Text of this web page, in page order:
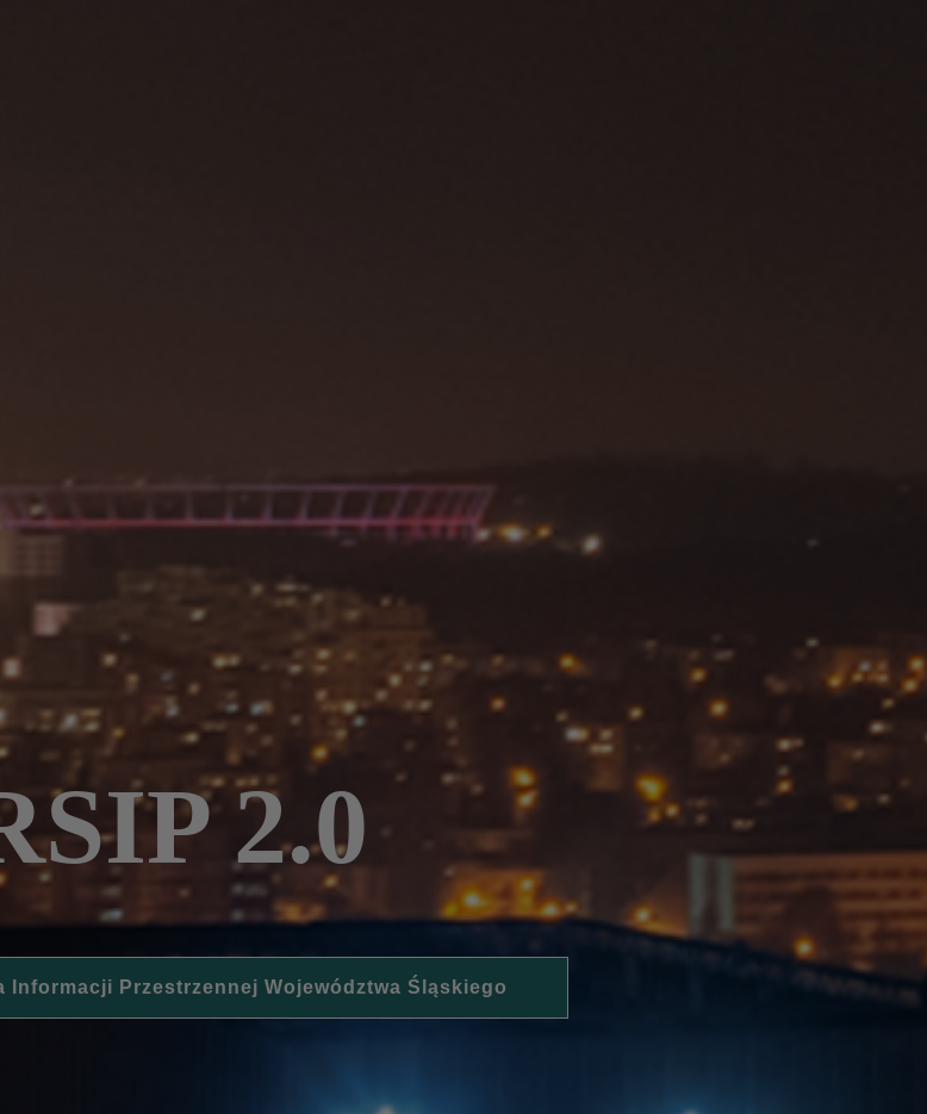
2.0
Informacji Przestrzennej Województwa Śląskiego